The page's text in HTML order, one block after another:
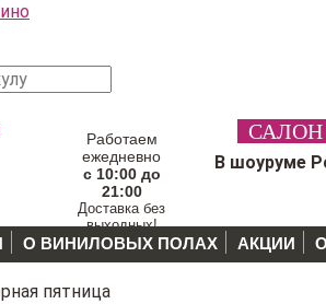
Работаем
ежедневно
с 10:00 до
21:00
Доставка без
выходных!
В шоуруме
О ВИНИЛОВЫХ ПОЛАХ АКЦИИ